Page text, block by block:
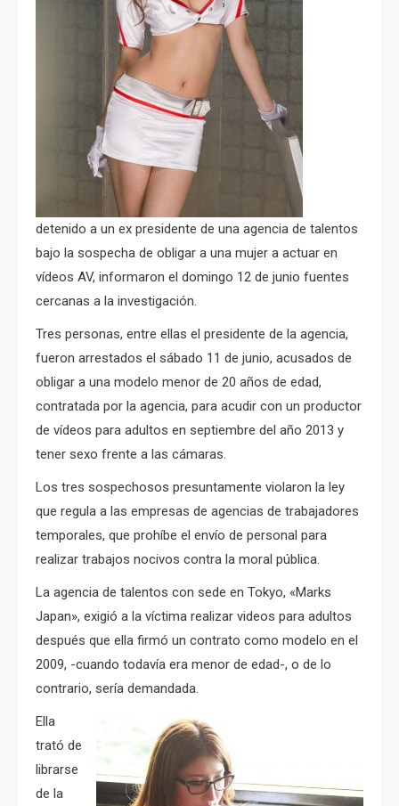
detenido a un ex presidente de una agencia de talentos
bajo la sospecha de obligar a una mujer a actuar en
vídeos AV, informaron el domingo 12 de junio fuentes
cercanas a la investigación.
Tres personas, entre ellas el presidente de la agencia,
fueron arrestados el sábado 11 de junio, acusados de
obligar a una modelo menor de 20 años de edad,
contratada por la agencia, para acudir con un productor
de vídeos para adultos en septiembre del año 2013 y
tener sexo frente a las cámaras.
Los tres sospechosos presuntamente violaron la ley
que regula a las empresas de agencias de trabajadores
temporales, que prohíbe el envío de personal para
realizar trabajos nocivos contra la moral pública.
La agencia de talentos con sede en Tokyo, «Marks
Japan», exigió a la víctima realizar videos para adultos
después que ella firmó un contrato como modelo en el
2009, -cuando todavía era menor de edad-, o de lo
contrario, sería demandada.
Ella
trató de
librarse
de la